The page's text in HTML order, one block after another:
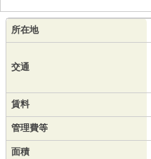
所在地
交通
賃料
管理費等
面積